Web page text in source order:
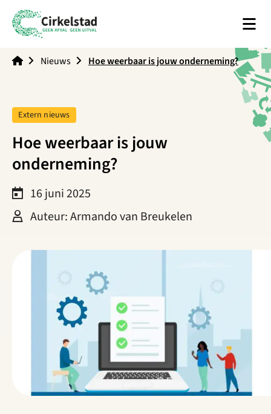
Menu
Nieuws Hoe weerbaar is jouw onderneming?
Hoe weerbaar is jouw
onderneming?
Tag:
Extern nieuws
16 juni 2025
Auteur: Armando van Breukelen